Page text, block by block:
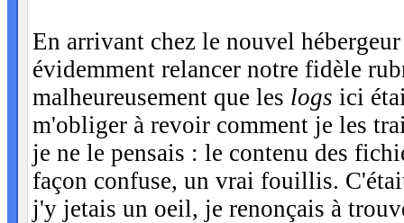
En arrivant chez le nouvel
évidemment relancer notre fidèle
malheureusement que les logs ici
m'obliger à revoir comment je les
je ne le pensais : le contenu des
façon confuse, un vrai fouillis.
j'y jetais un oeil, je renonçais à